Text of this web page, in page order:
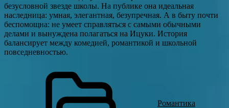
безусловной звезде школы. На публике она идеальная
наследница: умная, элегантная, безупречная. А в быту почти
беспомощна: не умеет справляться с самыми обычными
делами и вынуждена полагаться на Ицуки. История
балансирует между комедией, романтикой и школьной
повседневностью.
Романтика